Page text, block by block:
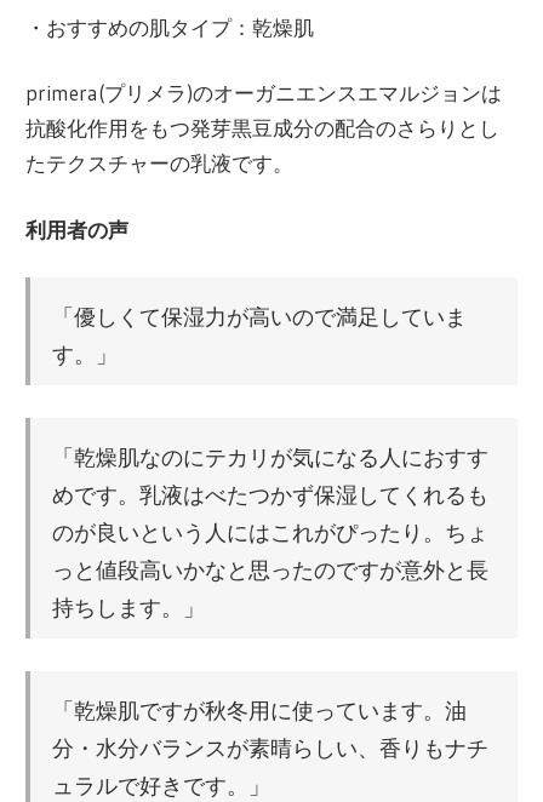
・おすすめの肌タイプ：乾燥肌
primera(プリメラ)のオーガニエンスエマルジョンは
抗酸化作用をもつ発芽黒豆成分の配合のさらりとし
たテクスチャーの乳液です。
利用者の声
「優しくて保湿力が高いので満足していま
す。」
「乾燥肌なのにテカリが気になる人におすす
めです。乳液はべたつかず保湿してくれるも
のが良いという人にはこれがぴったり。ちょ
っと値段高いかなと思ったのですが意外と長
持ちします。」
「乾燥肌ですが秋冬用に使っています。油
分・水分バランスが素晴らしい、香りもナチ
ュラルで好きです。」